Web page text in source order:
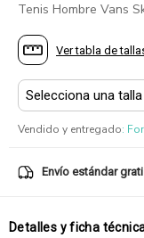
Tenis Hombre Vans
Ver tabla de
Vendido y entregado:
Envío estándar
Detalles y ficha